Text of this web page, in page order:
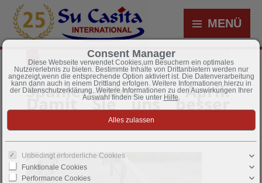
MENÜ
Spanien-Infos April:
Damit Sie uns besser
kennenlernen!
Consent Manager
Diese Webseite verwendet Cookies,um Besuchern ein optimales
Nutzererlebnis zu bieten. Bestimmte Inhalte von Drittanbietern werden nur
angezeigt,wenn die entsprechende Option aktiviert ist. Die Datenverarbeitung
kann dann auch in einem Drittland erfolgen. Weitere Informationen hierzu in
der Datenschutzerklärung. Weitere Informationen zu den Auswirkungen Ihrer
Auswahl finden Sie unter Hilfe
Unbedingt erforderliche Cookies
Funktionale Cookies
Performance Cookies